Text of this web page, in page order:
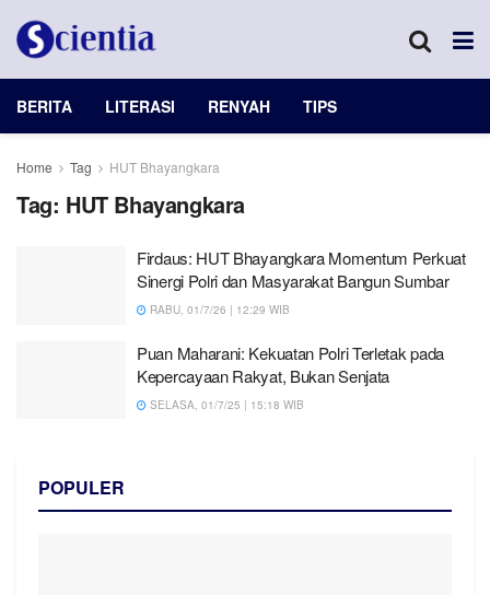
BERITA LITERASI RENYAH TIPS
Home Tag HUT Bhayangkara
Tag: HUT Bhayangkara
Firdaus: HUT Bhayangkara Momentum Perkuat
Sinergi Polri dan Masyarakat Bangun Sumbar
RABU, 01/7/26 | 12:29 WIB
Puan Maharani: Kekuatan Polri Terletak pada
Kepercayaan Rakyat, Bukan Senjata
SELASA, 01/7/25 | 15:18 WIB
POPULER